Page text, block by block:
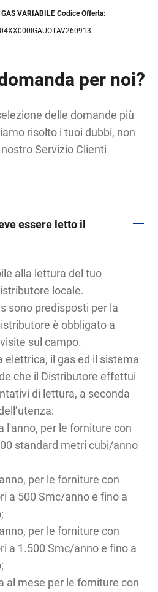
VARIABILE Codice Offerta:
per noi?
delle domande più
risolto i tuoi dubbi, non
Servizio Clienti
essere letto il
alla lettura del tuo
locale.
sono predisposti per la
è obbligato a
sul campo.
elettrica, il gas ed il sistema
che il Distributore effettui
di lettura, a seconda
l'anno, per le forniture con
standard metri cubi/anno
per le forniture con
a 500 Smc/anno e fino a
per le forniture con
a 1.500 Smc/anno e fino a
al mese per le forniture con